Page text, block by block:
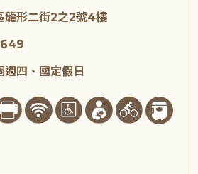
龍形二街2之2號4樓
四、國定假日